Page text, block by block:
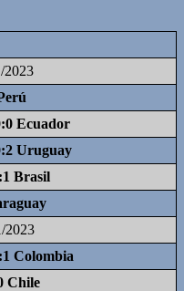
2023
Ecuador
Uruguay
Brasil
2023
Colombia
Chile